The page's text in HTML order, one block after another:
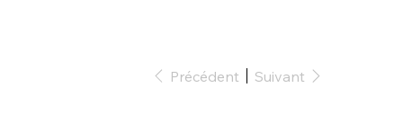
Précédent Suivant